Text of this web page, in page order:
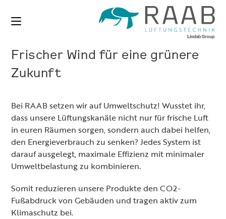
Zum
Frischer Wind für eine grünere
Zukunft
Bei RAAB setzen wir auf Umweltschutz! Wusstet ihr,
dass unsere Lüftungskanäle nicht nur für frische Luft
in euren Räumen sorgen, sondern auch dabei helfen,
den Energieverbrauch zu senken? Jedes System ist
darauf ausgelegt, maximale Effizienz mit minimaler
Umweltbelastung zu kombinieren.
Somit reduzieren unsere Produkte den CO2-
Fußabdruck von Gebäuden und tragen aktiv zum
Klimaschutz bei.